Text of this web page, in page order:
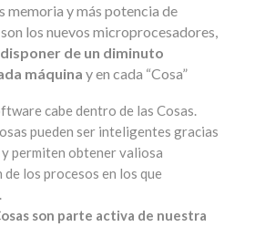
memoria y más potencia de
los nuevos microprocesadores,
disponer de un diminuto
máquina y en cada “Cosa”
cabe dentro de las Cosas.
pueden ser inteligentes gracias
permiten obtener valiosa
los procesos en los que
son parte activa de nuestra